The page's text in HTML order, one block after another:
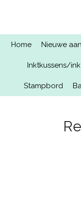
deHome Nieuwe
Inktkussens/
Stampbord